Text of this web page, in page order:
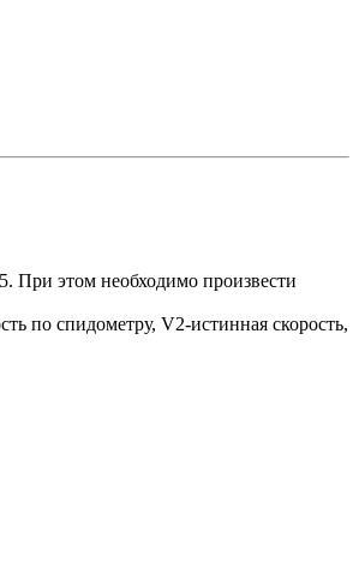
При этом необходимо произвести
по спидометру, V2-истинная скорость,